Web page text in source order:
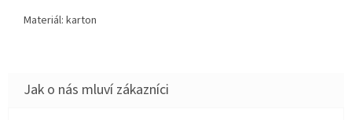
Materiál: karton